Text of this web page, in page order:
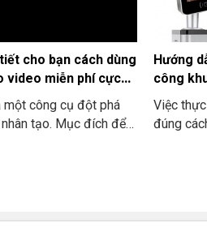
hơn thế nữa.
cho bạn cách dùng
video miễn phí cực
công cụ đột phá
tạo. Mục đích để
tiết. Và dẫn lối cho bạn
Hướng
công
Việc
đúng
máy
rộng rãi
trong